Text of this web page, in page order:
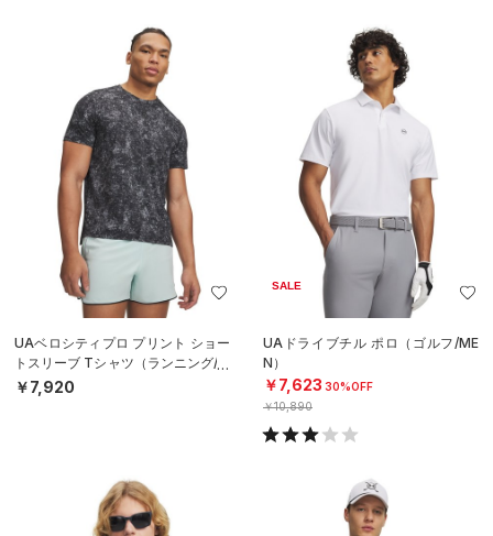
UAベロシティプロ プリント ショー
トスリーブ Tシャツ（ランニング/M
EN）
￥7,920
SALE
UAドライブチル ポロ（ゴルフ/ME
N）
￥7,623 30%OFF
￥10,890